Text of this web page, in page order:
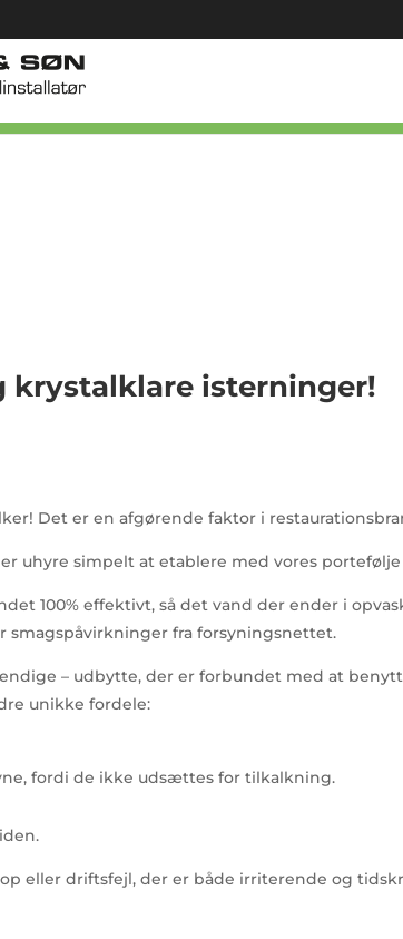
krystalklare isterninger!
Det er en afgørende faktor i
uhyre simpelt at etablere med vores
100% effektivt, så det vand der ender i
smagspåvirkninger fra forsyningsnettet.
– udbytte, der er forbundet med at
unikke fordele:
fordi de ikke udsættes for tilkalkning.
eller driftsfejl, der er både irriterende og